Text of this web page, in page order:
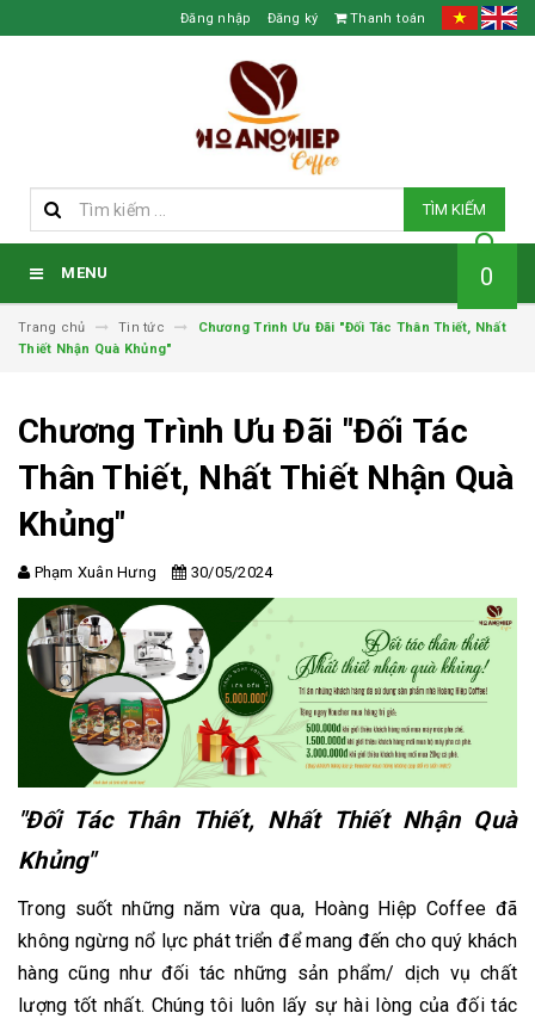
Đăng nhập Đăng ký Thanh toán
TÌM KIẾM
MENU 0
Trang chủ Tin tức
Chương Trình Ưu Đãi "Đối Tác Thân Thiết, Nhất
Thiết Nhận Quà Khủng"
Chương Trình Ưu Đãi "Đối Tác
Thân Thiết, Nhất Thiết Nhận Quà
Khủng"
Phạm Xuân Hưng 30/05/2024
"Đối Tác Thân Thiết, Nhất Thiết Nhận Quà
Khủng"
Trong suốt những năm vừa qua, Hoàng Hiệp Coffee đã
không ngừng nổ lực phát triển để mang đến cho quý khách
hàng cũng như đối tác những sản phẩm/ dịch vụ chất
lượng tốt nhất. Chúng tôi luôn lấy sự hài lòng của đối tác